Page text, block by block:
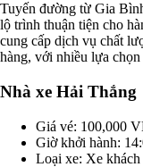
Tuyến đường từ Gia
lộ trình thuận tiện cho
cung cấp dịch vụ chất
hàng, với nhiều lựa
Nhà xe Hải Thắng
Giá vé: 100,000
Giờ khởi hành:
Loại xe: Xe khách